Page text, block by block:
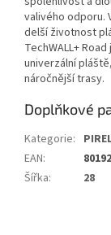
valivého odporu.
delší životnost
TechWALL+
univerzální
náročnější trasy.
Doplňkové
Kategorie:
EAN:
Šířka: 28